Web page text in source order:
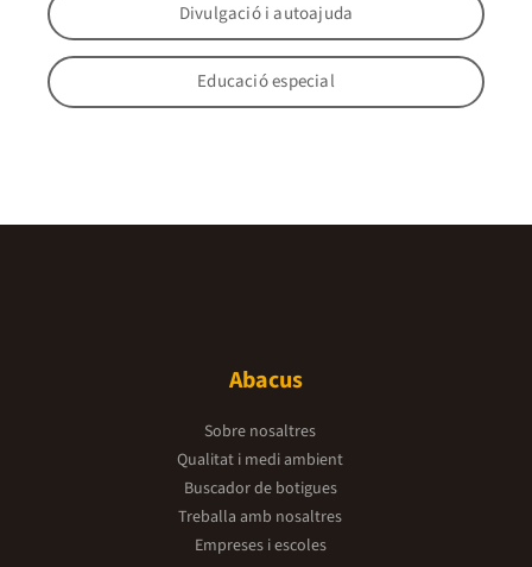
Divulgació i autoajuda
Educació especial
Abacus
Sobre nosaltres
Qualitat i medi ambient
Buscador de botigues
Treballa amb nosaltres
Empreses i escoles